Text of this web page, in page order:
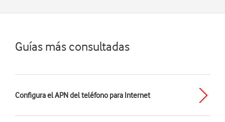
Guías más consultadas
Configura el APN del teléfono para Internet